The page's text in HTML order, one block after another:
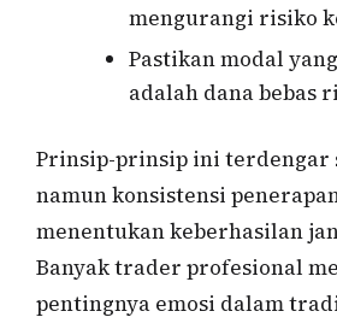
mengurangi risiko
Pastikan modal
adalah dana bebas
Prinsip-prinsip ini terdengar
namun konsistensi
menentukan keberhasilan
Banyak trader profesional
pentingnya emosi dalam